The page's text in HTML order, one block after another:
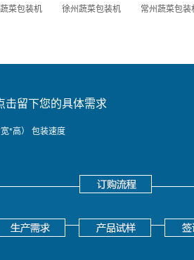
菜包装机 徐州蔬菜包装机 常州蔬菜包装
击留下您的具体需求
*高） 包装速度